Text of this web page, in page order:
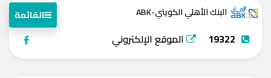
البنك الأهلي الكويتي-ABK القائمة
19322 الموقع الإلكتروني